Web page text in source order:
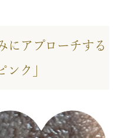
にアプローチする
ンク」